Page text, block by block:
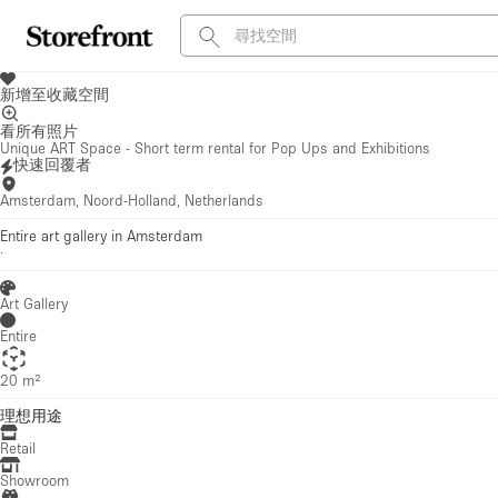
新增至收藏空間
看所有照片
Unique ART Space - Short term rental for Pop Ups and Exhibitions
快速回覆者
Amsterdam, Noord-Holland, Netherlands
Entire art gallery in Amsterdam
·
Art Gallery
Entire
20 m²
理想用途
Retail
Showroom